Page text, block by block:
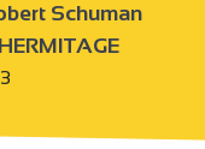
Schuman